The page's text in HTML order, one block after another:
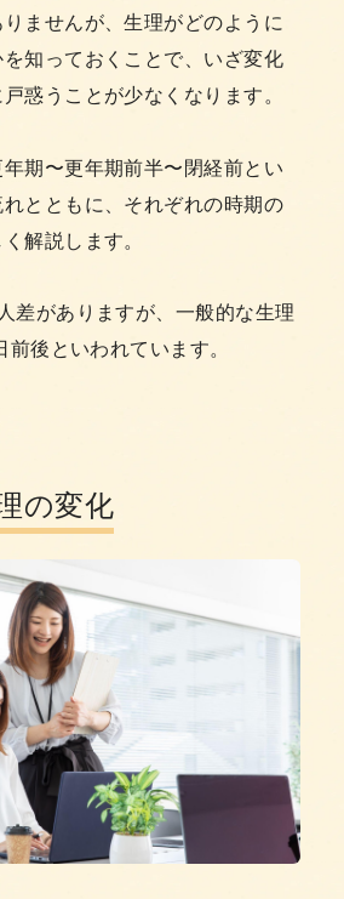
ませんが、生理がどのように
知っておくことで、いざ変化
惑うことが少なくなります。
期〜更年期前半〜閉経前とい
とともに、それぞれの時期の
解説します。
差がありますが、一般的な生理
後といわれています。
の変化